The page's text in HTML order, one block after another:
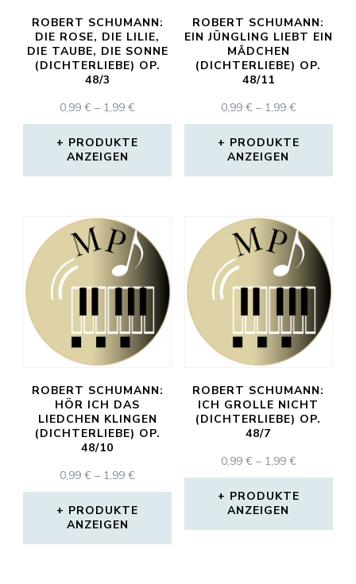
ROBERT SCHUMANN:
DIE ROSE, DIE LILIE,
DIE TAUBE, DIE SONNE
(DICHTERLIEBE) OP.
48/3
0,99€ – 1,99€PREISSPANNE:
0,99 €
BIS
PRODUKTE
ANZEIGEN
ROBERT SCHUMANN:
EIN JÜNGLING LIEBT EIN
MÄDCHEN
(DICHTERLIEBE) OP.
48/11
0,99 € – 1,99 €
0,99 €
BIS
PRODUKTE
ANZEIGEN
ROBERT SCHUMANN:
HÖR ICH DAS
LIEDCHEN KLINGEN
(DICHTERLIEBE) OP.
48/10
0,99€ – 1,99€PREISSPANNE:
0,99 €
BIS
PRODUKTE
ANZEIGEN
ROBERT SCHUMANN:
ICH GROLLE NICHT
(DICHTERLIEBE) OP.
48/7
0,99 € – 1,99 €
0,99 €
BIS
PRODUKTE
ANZEIGEN